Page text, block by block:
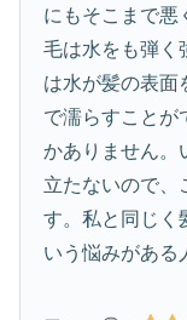
にもそこまで悪
毛は水をも弾く
は水が髪の表面
で濡らすことが
かありません。
立たないので、
す。私と同じく
いう悩みがある